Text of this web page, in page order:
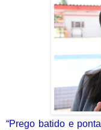
“Prego batido e